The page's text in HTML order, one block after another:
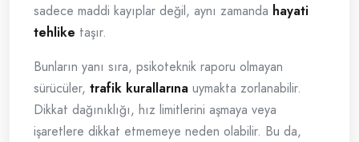
sadece maddi kayıplar değil, aynı zamanda hayati
tehlike taşır.
Bunların yanı sıra, psikoteknik raporu olmayan
sürücüler, trafik kurallarına uymakta zorlanabilir.
Dikkat dağınıklığı, hız limitlerini aşmaya veya
işaretlere dikkat etmemeye neden olabilir. Bu da,